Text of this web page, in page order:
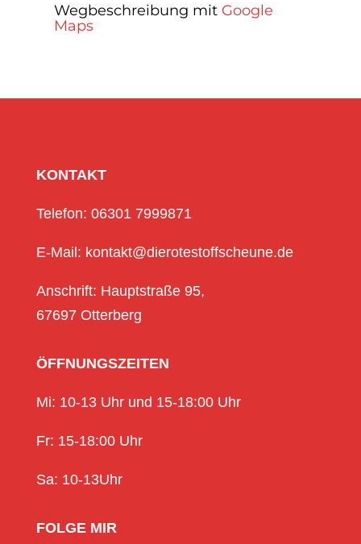
Wegbeschreibung mit Google
Maps
KONTAKT
Telefon: 06301 7999871
E-Mail: kontakt@dierotestoffscheune.de
Anschrift: Hauptstraße 95,
67697 Otterberg
ÖFFNUNGSZEITEN
Mi: 10-13 Uhr und 15-18:00 Uhr
Fr: 15-18:00 Uhr
Sa: 10-13Uhr
FOLGE MIR